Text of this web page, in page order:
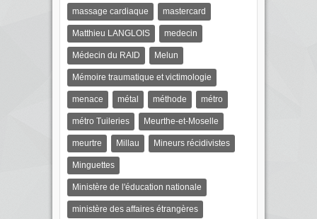
massage cardiaque mastercard
Matthieu LANGLOIS medecin
Médecin du RAID Melun
Mémoire traumatique et victimologie
menace métal méthode métro
métro Tuileries Meurthe-et-Moselle
meurtre Millau Mineurs récidivistes
Minguettes
Ministère de l'éducation nationale
ministère des affaires étrangères